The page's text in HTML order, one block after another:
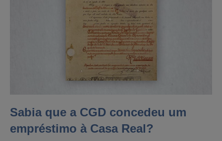
Sabia que a CGD concedeu um
empréstimo à Casa Real?